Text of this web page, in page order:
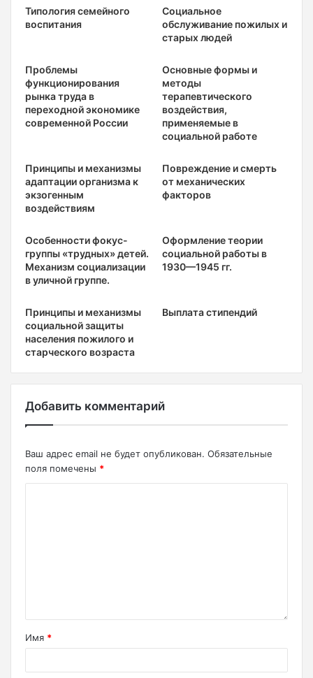
Типология семейного
воспитания
Социальное
обслуживание пожилых и
старых людей
Проблемы
функционирования
рынка труда в
переходной экономике
современной России
Основные формы и
методы
терапевтического
воздействия,
применяемые в
социальной работе
Принципы и механизмы
адаптации организма к
экзогенным
воздействиям
Повреждение и смерть
от механических
факторов
Особенности фокус-
группы «трудных» детей.
Механизм социализации
в уличной группе.
Оформление теории
социальной работы в
1930—1945 гг.
Принципы и механизмы
социальной защиты
населения пожилого и
старческого возраста
Выплата стипендий
Добавить комментарий
Ваш адрес email не будет опубликован. Обязательные
поля помечены *
Имя *